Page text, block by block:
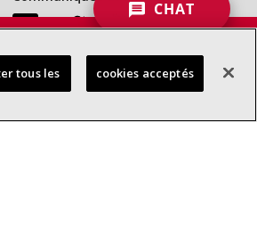
CHAT
tous les cookies acceptés